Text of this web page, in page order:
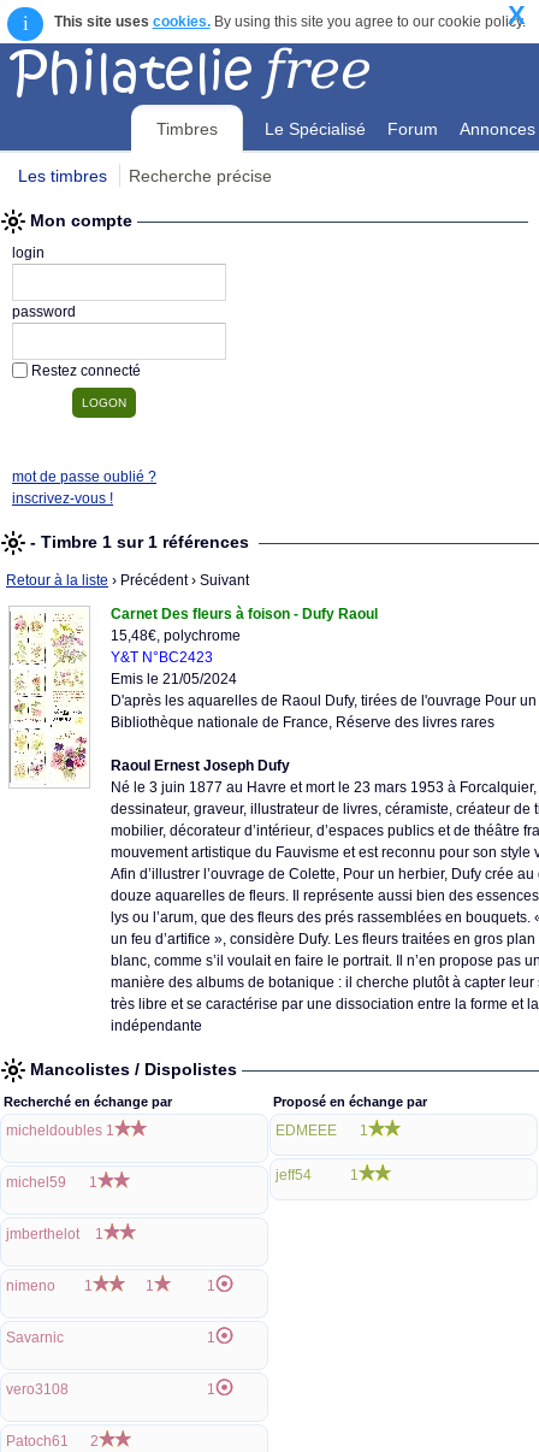
i This site uses cookies.By using this site you agree to our cookie policy.
X
Timbres Le Spécialisé Forum Annonces
Les timbres Recherche précise
Mon compte
login
password
Restez connecté
mot de passe oublié ?
inscrivez-vous !
- Timbre 1 sur 1 références
Retour à la liste › Précédent› Suivant
Carnet Des fleurs à foison - Dufy Raoul
15,48€, polychrome
Y&T N°BC2423
Emis le 21/05/2024
D'après les aquarelles de Raoul Dufy, tirées de l'ouvrage Pour
Bibliothèque nationale de France, Réserve des livres rares
Raoul Ernest Joseph Dufy
Né le 3 juin 1877 au Havre et mort le 23 mars 1953 à
dessinateur, graveur, illustrateur de livres, céramiste, créateur de
mobilier, décorateur d’intérieur, d’espaces publics et de théâtre
mouvement artistique du Fauvisme et est reconnu pour son style
Afin d’illustrer l’ouvrage de Colette, Pour un herbier, Dufy crée
douze aquarelles de fleurs. Il représente aussi bien des
lys ou l’arum, que des fleurs des prés rassemblées en bouquets.
un feu d’artifice », considère Dufy. Les fleurs traitées en gros
blanc, comme s’il voulait en faire le portrait. Il n’en propose pas
manière des albums de botanique : il cherche plutôt à capter
très libre et se caractérise par une dissociation entre la forme et
indépendante
Mancolistes / Dispolistes
Recherché en échange par
micheldoubles 1
michel59 1
jmberthelot 1
nimeno 1 1 1
Savarnic 1
vero3108 1
Patoch61 2
Proposé en échange par
EDMEEE 1
jeff54 1